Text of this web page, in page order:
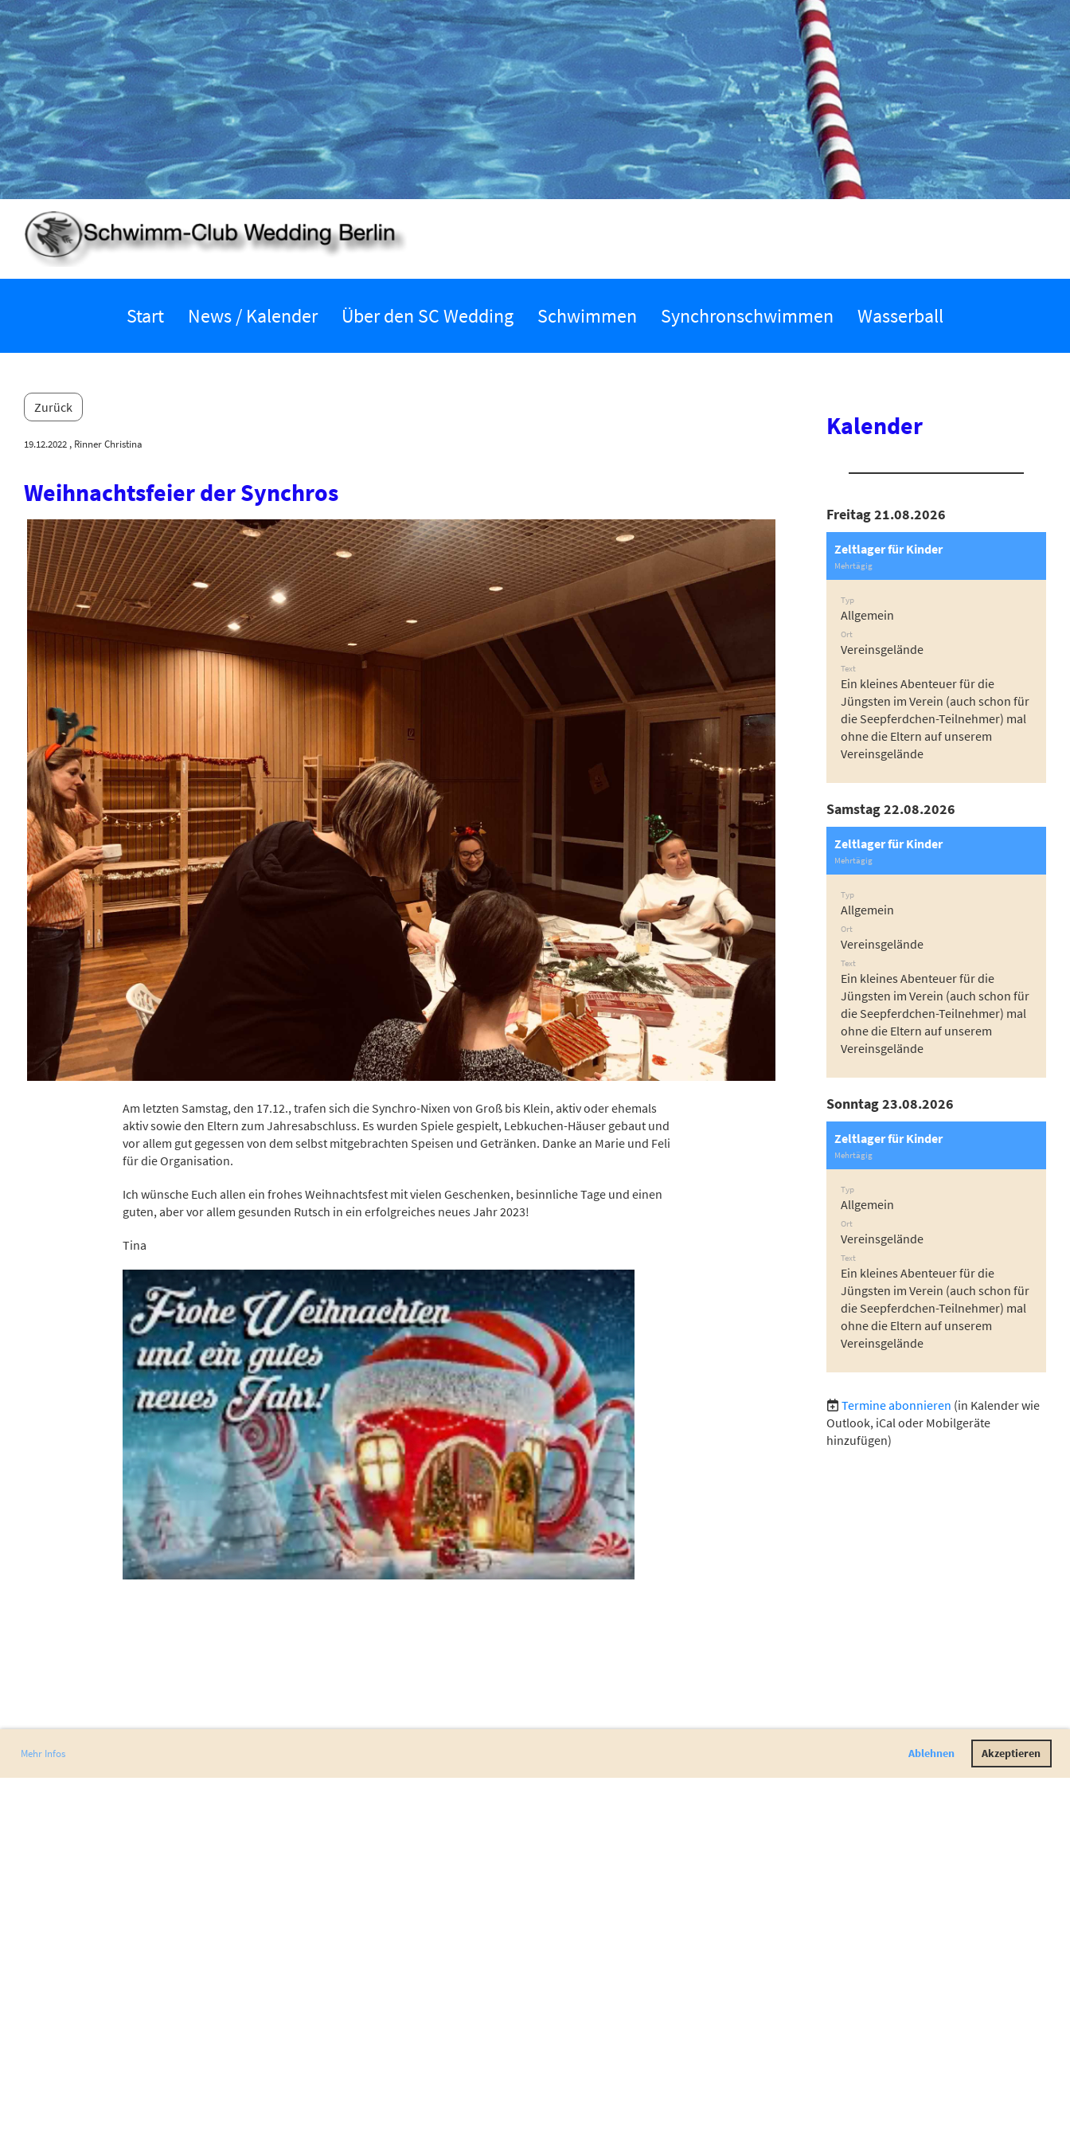
Mehr Infos Ablehnen Akzeptieren
Start News / Kalender Über den SC Wedding Schwimmen Synchronschwimmen Wasserball
Zurück
19.12.2022 , Rinner Christina
Weihnachtsfeier der Synchros
Am letzten Samstag, den 17.12., trafen sich die Synchro-Nixen von Groß bis Klein, aktiv oder ehemals
aktiv sowie den Eltern zum Jahresabschluss. Es wurden Spiele gespielt, Lebkuchen-Häuser gebaut und
vor allem gut gegessen von dem selbst mitgebrachten Speisen und Getränken. Danke an Marie und Feli
für die Organisation.
Ich wünsche Euch allen ein frohes Weihnachtsfest mit vielen Geschenken, besinnliche Tage und einen
guten, aber vor allem gesunden Rutsch in ein erfolgreiches neues Jahr 2023!
Tina
Kalender
Freitag 21.08.2026
Zeltlager für Kinder
Mehrtägig
Typ
Allgemein
Ort
Vereinsgelände
Text
Ein kleines Abenteuer für die
Jüngsten im Verein (auch schon für
die Seepferdchen-Teilnehmer) mal
ohne die Eltern auf unserem
Vereinsgelände
Samstag 22.08.2026
Zeltlager für Kinder
Mehrtägig
Typ
Allgemein
Ort
Vereinsgelände
Text
Ein kleines Abenteuer für die
Jüngsten im Verein (auch schon für
die Seepferdchen-Teilnehmer) mal
ohne die Eltern auf unserem
Vereinsgelände
Sonntag 23.08.2026
Zeltlager für Kinder
Mehrtägig
Typ
Allgemein
Ort
Vereinsgelände
Text
Ein kleines Abenteuer für die
Jüngsten im Verein (auch schon für
die Seepferdchen-Teilnehmer) mal
ohne die Eltern auf unserem
Vereinsgelände
Termine abonnieren (in Kalender wie
Outlook, iCal oder Mobilgeräte
hinzufügen)